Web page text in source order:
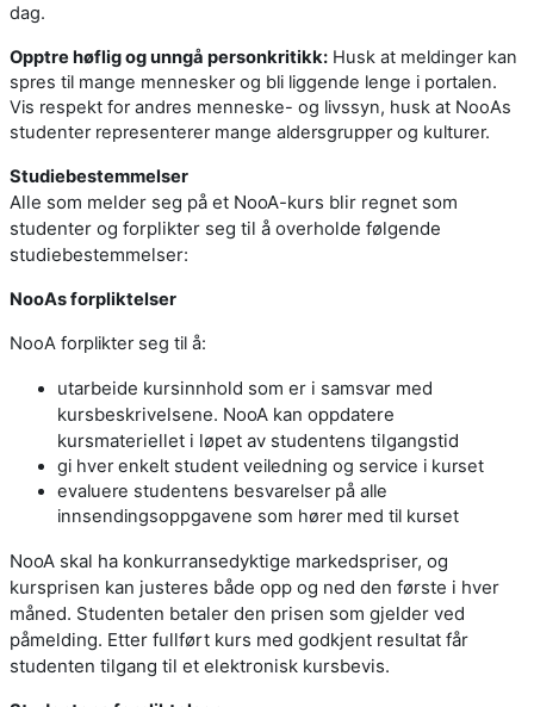
dag.
Opptre høflig og unngå personkritikk: Husk at meldinger kan
spres til mange mennesker og bli liggende lenge i portalen.
Vis respekt for andres menneske- og livssyn, husk at NooAs
studenter representerer mange aldersgrupper og kulturer.
Studiebestemmelser
Alle som melder seg på et NooA-kurs blir regnet som
studenter og forplikter seg til å overholde følgende
studiebestemmelser:
NooAs forpliktelser
NooA forplikter seg til å:
utarbeide kursinnhold som er i samsvar med
kursbeskrivelsene. NooA kan oppdatere
kursmateriellet i løpet av studentens tilgangstid
gi hver enkelt student veiledning og service i kurset
evaluere studentens besvarelser på alle
innsendingsoppgavene som hører med til kurset
NooA skal ha konkurransedyktige markedspriser, og
kursprisen kan justeres både opp og ned den første i hver
måned. Studenten betaler den prisen som gjelder ved
påmelding. Etter fullført kurs med godkjent resultat får
studenten tilgang til et elektronisk kursbevis.